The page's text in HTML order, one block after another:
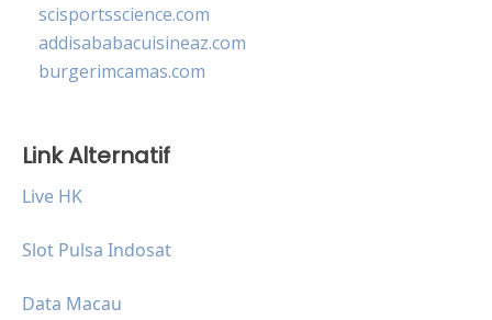
scisportsscience.com
addisababacuisineaz.com
burgerimcamas.com
Link Alternatif
Live HK
Slot Pulsa Indosat
Data Macau